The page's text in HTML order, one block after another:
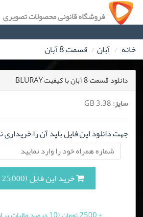
فروشگاه قانونی محصولات تصویری
خانه آبان قسمت 8 آبان
دانلود قسمت 8 آبان با کیفیت BLURAY
سایز:
جهت دانلود این فایل باید آن را خریداری
خرید این فایل (25,000 تومان)